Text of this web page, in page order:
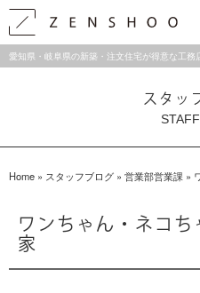
愛知県・岐阜県の新築・注文住宅が得意な工務
スタッ
Home » スタッフブログ » 営業部営業課 »
ワンちゃん・ネコ
家